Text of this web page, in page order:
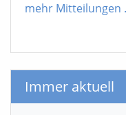
mehr Mitteilungen
Immer aktuell